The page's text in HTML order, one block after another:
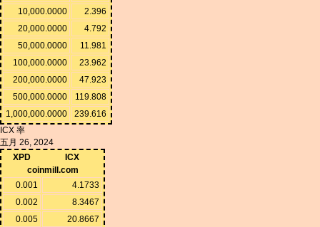
10,000.0000
2.396
20,000.0000
4.792
50,000.0000
11.981
100,000.0000
23.962
200,000.0000
47.923
500,000.0000
119.808
1,000,000.0000
239.616
ICX 率
五月 26, 2024
XPD
ICX
coinmill.com
0.001
4.1733
0.002
8.3467
0.005
20.8667